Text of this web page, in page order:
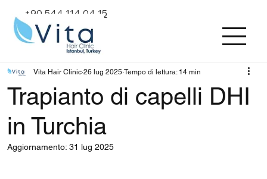
+90 544 114 04 15
Trapianto di capelli DHI
in Turchia
Vita Hair Clinic 26 lug 2025 Tempo di lettura: 14 min
Aggiornamento: 31 lug 2025